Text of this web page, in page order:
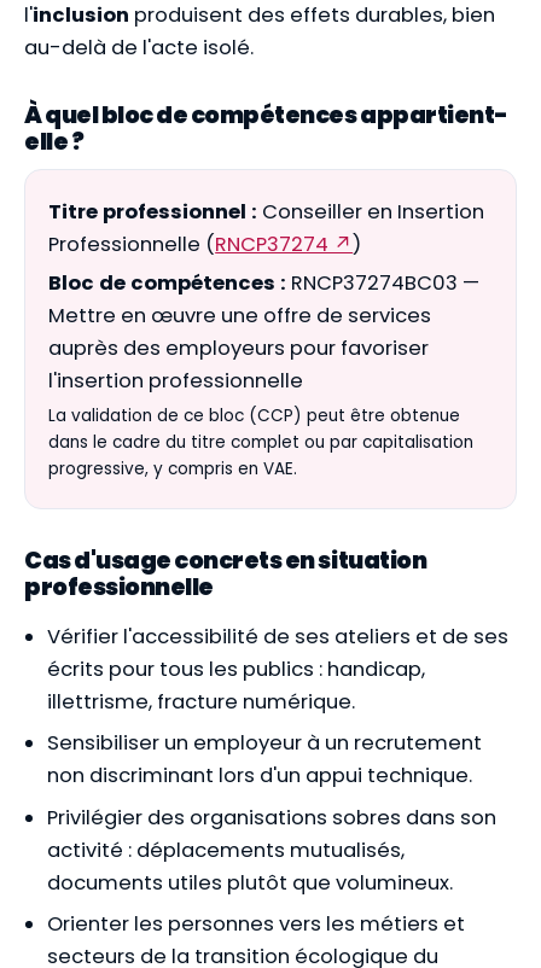
l'inclusion produisent des effets durables, bien
au-delà de l'acte isolé.
À quel bloc de compétences appartient-
elle ?
Titre professionnel : Conseiller en Insertion
Professionnelle (RNCP37274 ↗)
Bloc de compétences : RNCP37274BC03 —
Mettre en œuvre une offre de services
auprès des employeurs pour favoriser
l'insertion professionnelle
La validation de ce bloc (CCP) peut être obtenue
dans le cadre du titre complet ou par capitalisation
progressive, y compris en VAE.
Cas d'usage concrets en situation
professionnelle
Vérifier l'accessibilité de ses ateliers et de ses
écrits pour tous les publics : handicap,
illettrisme, fracture numérique.
Sensibiliser un employeur à un recrutement
non discriminant lors d'un appui technique.
Privilégier des organisations sobres dans son
activité : déplacements mutualisés,
documents utiles plutôt que volumineux.
Orienter les personnes vers les métiers et
secteurs de la transition écologique du